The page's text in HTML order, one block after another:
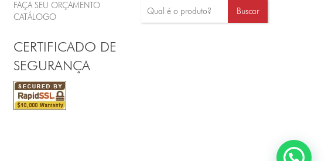
FAÇA SEU ORÇAMENTO
CATÁLOGO
CERTIFICADO DE
SEGURANÇA